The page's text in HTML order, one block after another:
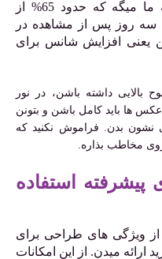
که روی این زمینه انجام شده به ما میگه که حدود 65% از
سه روز پس از مشاهده در
یعنی افزایش شانس برای
داشته باشن، در نور
ها باید کامل باشن و بتونن
بدن. فراموش نکنید که
مخاطب بذاره.
پیشرفته استفاده
از ویژگی های طراحی برای
میدن. از این امکانات